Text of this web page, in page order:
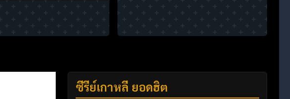
ซีรี่ย์เกาหลี ยอดฮิต